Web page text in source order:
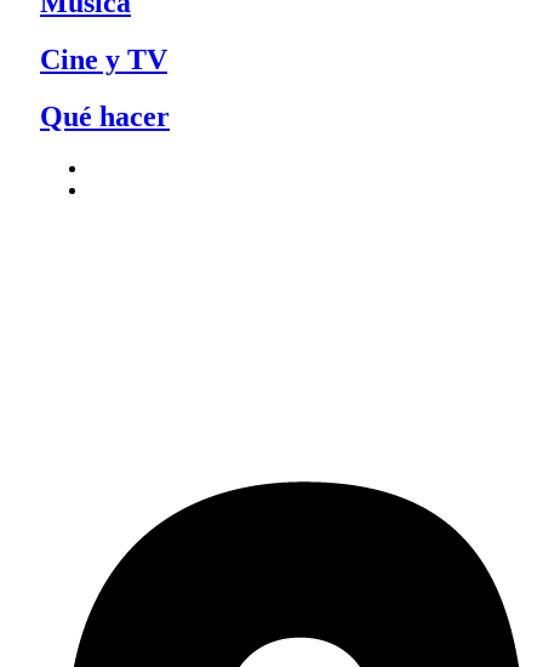
Cine y TV
Qué hacer